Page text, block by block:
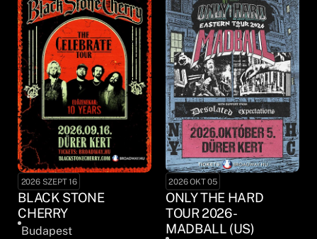
2026 SZEPT 16
BLACK STONE
CHERRY
Budapest
2026 OKT 05
ONLY THE HARD
TOUR 2026 -
MADBALL (US)